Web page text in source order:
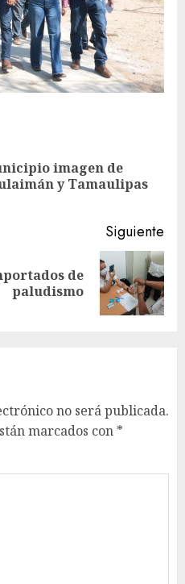
imagen de
y Tamaulipas
Siguiente
de
paludismo
no será publicada.
marcados con *